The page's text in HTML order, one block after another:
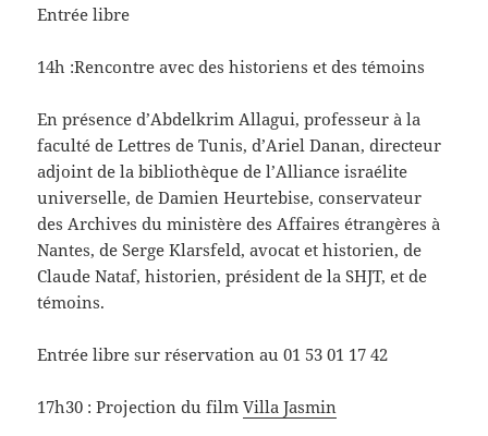
Entrée libre
14h :Rencontre avec des historiens et des témoins
En présence d’Abdelkrim Allagui, professeur à la
faculté de Lettres de Tunis, d’Ariel Danan, directeur
adjoint de la bibliothèque de l’Alliance israélite
universelle, de Damien Heurtebise, conservateur
des Archives du ministère des Affaires étrangères à
Nantes, de Serge Klarsfeld, avocat et historien, de
Claude Nataf, historien, président de la SHJT, et de
témoins.
Entrée libre sur réservation au 01 53 01 17 42
17h30 : Projection du filmVilla Jasmin